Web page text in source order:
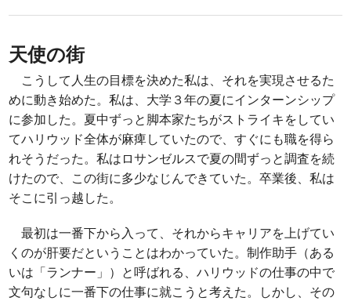
天使の街
こうして人生の目標を決めた私は、それを実現させるた
めに動き始めた。私は、大学３年の夏にインターンシップ
に参加した。夏中ずっと脚本家たちがストライキをしてい
てハリウッド全体が麻痺していたので、すぐにも職を得ら
れそうだった。私はロサンゼルスで夏の間ずっと調査を続
けたので、この街に多少なじんできていた。卒業後、私は
そこに引っ越した。
最初は一番下から入って、それからキャリアを上げてい
くのが肝要だということはわかっていた。制作助手（ある
いは「ランナー」）と呼ばれる、ハリウッドの仕事の中で
文句なしに一番下の仕事に就こうと考えた。しかし、その